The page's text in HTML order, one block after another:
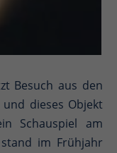
Besuch aus den
dieses Objekt
Schauspiel am
im Frühjahr